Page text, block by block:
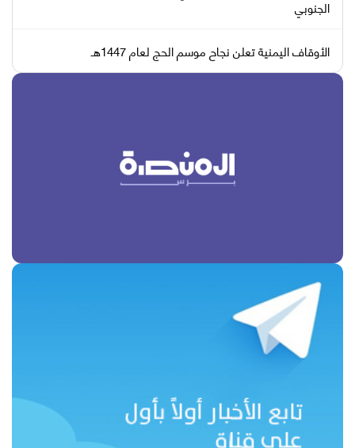
الجنوبي
الأوقاف اليمنية تعلن نجاح موسم الحج لعام 1447هـ